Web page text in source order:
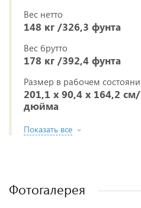
Вес нетто
148 кг /326,3 фунта
Вес брутто
178 кг /392,4 фунта
Размер в рабочем
201,1 x 90,4 x 164,2
дюйма
Показать все
Фотогалерея